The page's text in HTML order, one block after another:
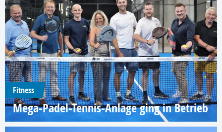
Fitness
Mega-Padel-Tennis-Anlage ging in Betrieb